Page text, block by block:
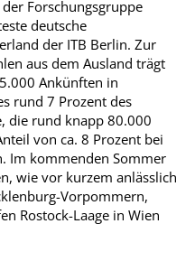
Forschungsgruppe
deutsche
der ITB Berlin. Zur
aus dem Ausland trägt
Ankünften in
rund 7 Prozent des
die rund knapp 80.000
von ca. 8 Prozent bei
Im kommenden Sommer
wie vor kurzem anlässlich
Vorpommern,
Rostock-Laage in Wien